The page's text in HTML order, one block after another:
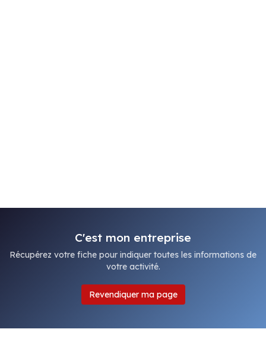
C'est mon entreprise
Récupérez votre fiche pour indiquer toutes les informations de
votre activité.
Revendiquer ma page